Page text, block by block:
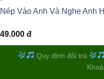
Nép Vào Anh Và Nghe Anh
49.000 đ
Quy định đổi trả